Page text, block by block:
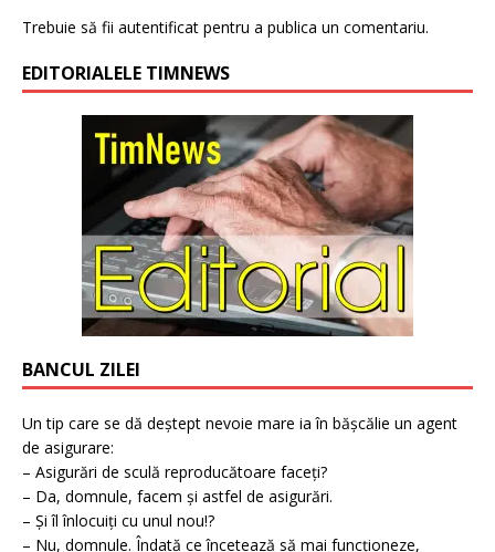
Trebuie să fii autentificat pentru a publica un comentariu.
EDITORIALELE TIMNEWS
BANCUL ZILEI
Un tip care se dă deștept nevoie mare ia în bășcălie un agent
de asigurare:
– Asigurări de sculă reproducătoare faceți?
– Da, domnule, facem și astfel de asigurări.
– Și îl înlocuiți cu unul nou!?
– Nu, domnule. Îndată ce încetează să mai funcționeze,